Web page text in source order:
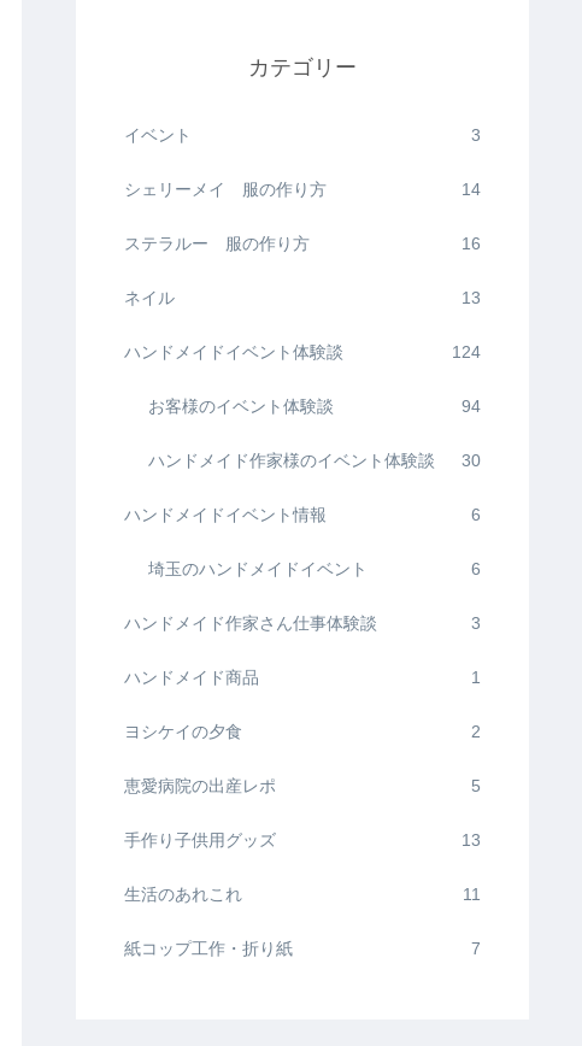
カテゴリー
イベント 3
シェリーメイ 服の作り方 14
ステラルー 服の作り方 16
ネイル 13
ハンドメイドイベント体験談 124
お客様のイベント体験談 94
ハンドメイド作家様のイベント体験談 30
ハンドメイドイベント情報 6
埼玉のハンドメイドイベント 6
ハンドメイド作家さん仕事体験談 3
ハンドメイド商品 1
ヨシケイの夕食 2
恵愛病院の出産レポ 5
手作り子供用グッズ 13
生活のあれこれ 11
紙コップ工作・折り紙 7